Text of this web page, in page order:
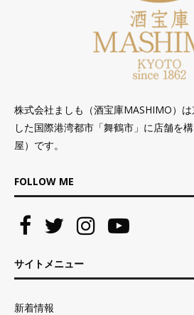
株式会社ましも（酒宝庫MASHIMO）
した国際港湾都市「舞鶴市」に店舗を
屋）です。
FOLLOW ME
サイトメニュー
新着情報